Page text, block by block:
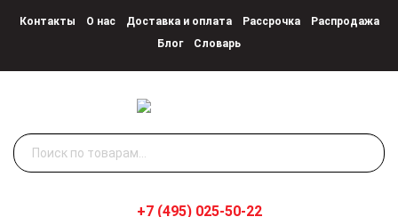
Контакты О нас Доставка и оплата Рассрочка
Распродажа
Блог
Словарь
Искать:
+7 (495) 025-50-22